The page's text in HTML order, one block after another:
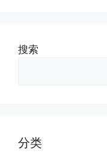
搜索
分类